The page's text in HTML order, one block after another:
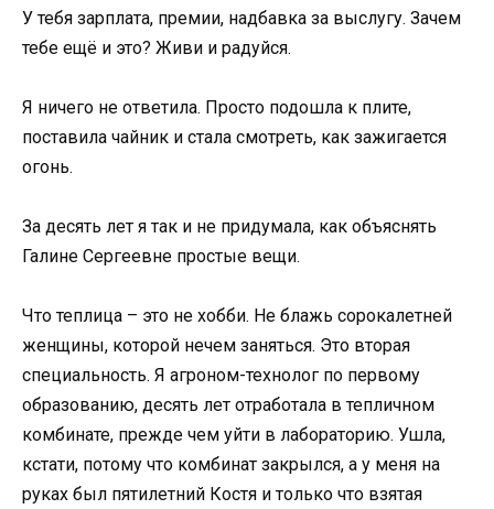
У тебя зарплата, премии, надбавка за выслугу. Зачем
тебе ещё и это? Живи и радуйся.
Я ничего не ответила. Просто подошла к плите,
поставила чайник и стала смотреть, как зажигается
огонь.
За десять лет я так и не придумала, как объяснять
Галине Сергеевне простые вещи.
Что теплица – это не хобби. Не блажь сорокалетней
женщины, которой нечем заняться. Это вторая
специальность. Я агроном-технолог по первому
образованию, десять лет отработала в тепличном
комбинате, прежде чем уйти в лабораторию. Ушла,
кстати, потому что комбинат закрылся, а у меня на
руках был пятилетний Костя и только что взятая